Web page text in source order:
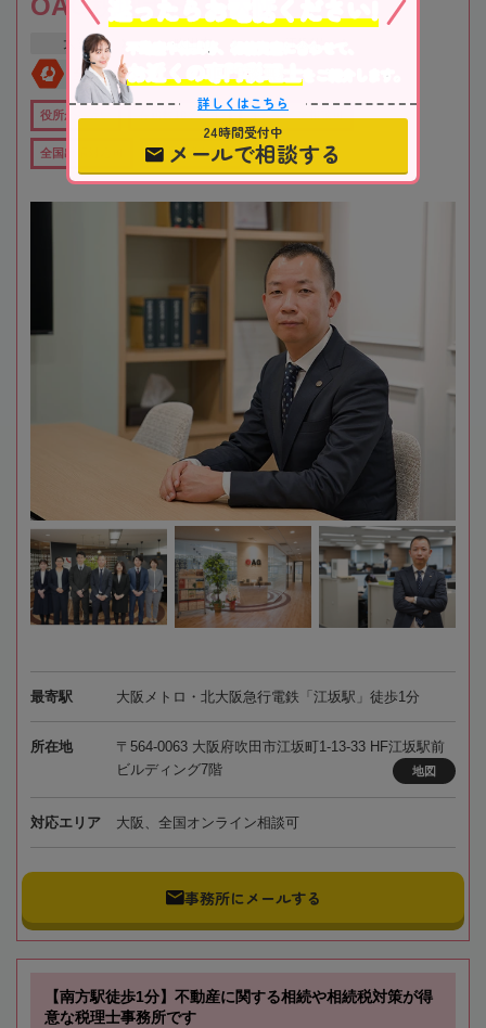
大阪府
全国対応 初回相談無料
役所から近い 在籍数10名以上 オンライン相談可
全国出張対応可 女性税理士在籍
最寄駅 大阪メトロ・北大阪急行電鉄「江坂駅」徒歩1分
所在地
〒564-0063 大阪府吹田市江坂町1-13-33 HF江坂駅前
ビルディング7階
地図
対応エリア 大阪、全国オンライン相談可
事務所にメールする
【南方駅徒歩1分】不動産に関する相続や相続税対策が得
意な税理士事務所です
不動産や株式等、相続資産に合わせて、
お近くの専門税理士
をご紹介します。
詳しくはこちら
24時間受付中
メールで相談する